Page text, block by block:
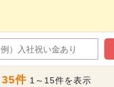
35件 1～15件を表示